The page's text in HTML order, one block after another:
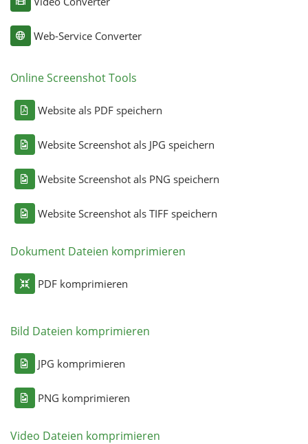
Web-Service Converter
Online Screenshot Tools
Website als PDF speichern
Website Screenshot als JPG speichern
Website Screenshot als PNG speichern
Website Screenshot als TIFF speichern
Dokument Dateien komprimieren
PDF komprimieren
Bild Dateien komprimieren
JPG komprimieren
PNG komprimieren
Video Dateien komprimieren